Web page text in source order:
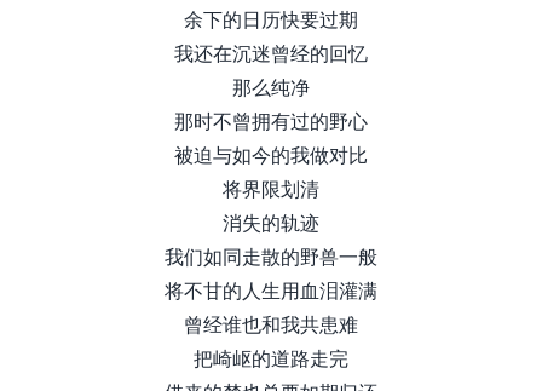
余下的日历快要过期
我还在沉迷曾经的回忆
那么纯净
那时不曾拥有过的野心
被迫与如今的我做对比
将界限划清
消失的轨迹
我们如同走散的野兽一般
将不甘的人生用血泪灌满
曾经谁也和我共患难
把崎岖的道路走完